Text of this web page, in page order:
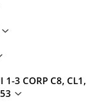
1-3 CORP C8, CL1,